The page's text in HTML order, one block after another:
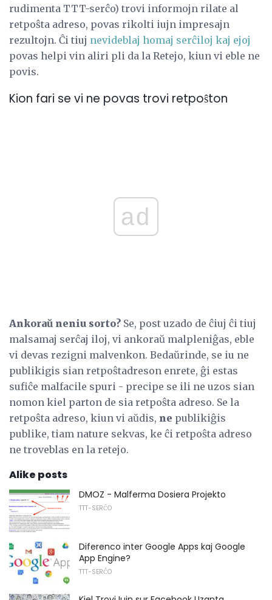
rudimenta TTT-serĉo) trovi informojn rilate al
retpoŝta adreso, povas rikolti iujn impresajn
rezultojn. Ĉi tiuj nevideblaj homaj serĉiloj kaj ejoj
povas helpi vin aliri pli da la Retejo, kiun vi eble ne
povis.
Kion fari se vi ne povas trovi retpoŝton
ad
Ankoraŭ neniu sorto? Se, post uzado de ĉiuj ĉi tiuj
malsamaj serĉaj iloj, vi ankoraŭ malpleniĝas, eble
vi devas rezigni malvenkon. Bedaŭrinde, se iu ne
publikigis sian retpoŝtadreson enrete, ĝi estas
sufiĉe malfacile spuri - precipe se ili ne uzos sian
nomon kiel parton de sia retpoŝta adreso. Se la
retpoŝta adreso, kiun vi aŭdis, ne publikiĝis
publike, tiam nature sekvas, ke ĉi retpoŝta adreso
ne troveblas en la retejo.
Alike posts
DMOZ - Malferma Dosiera Projekto
TTT-SERĈO
Diferenco inter Google Apps kaj Google
App Engine?
TTT-SERĈO